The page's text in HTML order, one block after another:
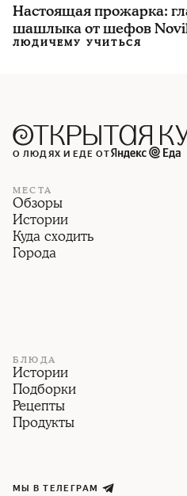
Настоящая прожарка:
шашлыка от шефов
ЛЮДИЧЕМУ УЧИТЬСЯ
О ЛЮДЯХ И ЕДЕ ОТ
МЕСТА
Обзоры
Истории
Куда сходить
Города
БЛЮДА
Истории
Подборки
Рецепты
Продукты
МЫ В ТЕЛЕГРАМ